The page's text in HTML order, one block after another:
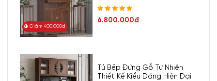
Giảm 400.000đ
6.800.000đ
Tủ Bếp Đứng Gỗ Tự Nhiên
Thiết Kế Kiểu Dáng Hiện Đại